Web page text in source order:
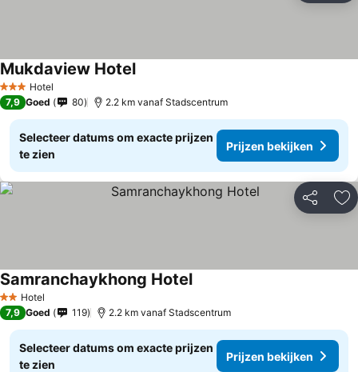
3 SterrenHotel
Mukdaview Hotel
7,9 Goed 80 2.2 km vanaf Stadscentrum
Selecteer datums om exacte prijzen
te zien
Prijzen bekijken
Delen
2 Sterren
Hotel
Samranchaykhong Hotel
7,9 Goed 119 2.2 km vanaf Stadscentrum
Selecteer datums om exacte prijzen
te zien
Prijzen bekijken